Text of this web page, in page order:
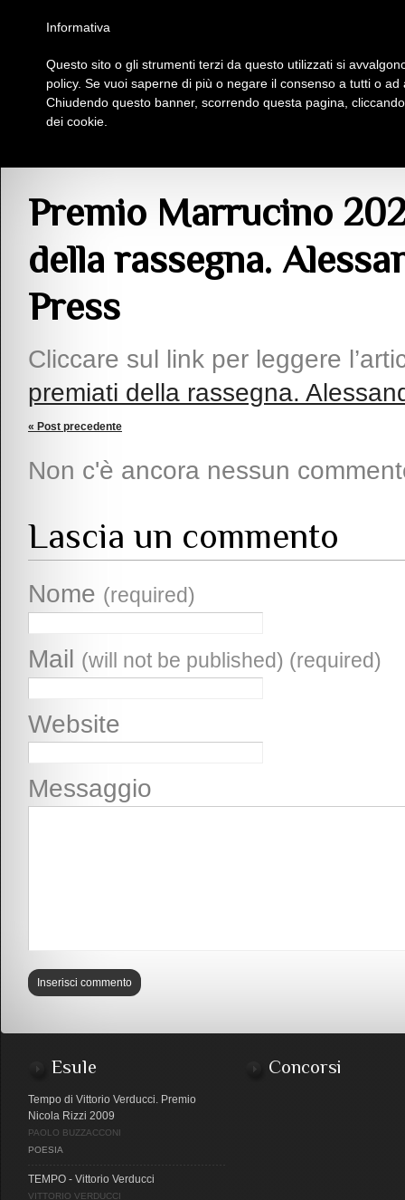
Insieme Per La Cultura
Premio Marrucino
della rassegna.
Press
Cliccare sul link per leggere
premiati della rassegna.
« Post precedente
Non c'è ancora nessun
Lascia un commento
Nome (required)
Mail (will not be published) (required)
Website
Messaggio
Esule
Tempo di Vittorio Verducci. Premio
Nicola Rizzi 2009
PAOLO BUZZACCONI
POESIA
TEMPO - Vittorio Verducci
VITTORIO VERDUCCI
Concorsi
Informativa
Questo sito o gli strumenti terzi da questo utilizzati si
policy. Se vuoi saperne di più o negare il consenso a tutti o
Chiudendo questo banner, scorrendo questa pagina,
dei cookie.